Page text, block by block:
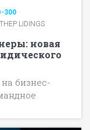
300
LIDINGS
новая
бизнес-